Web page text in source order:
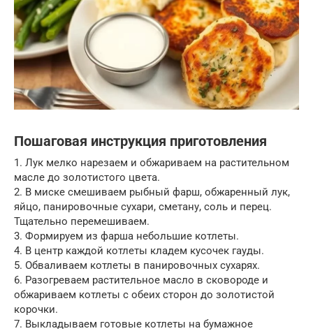
Пошаговая инструкция приготовления
1. Лук мелко нарезаем и обжариваем на растительном
масле до золотистого цвета.
2. В миске смешиваем рыбный фарш, обжаренный лук,
яйцо, панировочные сухари, сметану, соль и перец.
Тщательно перемешиваем.
3. Формируем из фарша небольшие котлеты.
4. В центр каждой котлеты кладем кусочек гауды.
5. Обваливаем котлеты в панировочных сухарях.
6. Разогреваем растительное масло в сковороде и
обжариваем котлеты с обеих сторон до золотистой
корочки.
7. Выкладываем готовые котлеты на бумажное